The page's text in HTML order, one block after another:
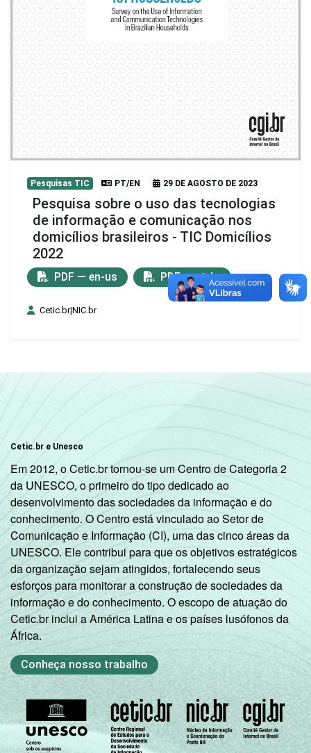
Pesquisas TIC PT/EN 29 DE AGOSTO DE 2023
Pesquisa sobre o uso das tecnologias
de informação e comunicação nos
domicílios brasileiros - TIC Domicílios
2022
PDF — en-us PDF — pt-br
Cetic.br|NIC.br
Cetic.br e Unesco
Em 2012, o Cetic.br tornou-se um Centro de Categoria 2
da UNESCO, o primeiro do tipo dedicado ao
desenvolvimento das sociedades da informação e do
conhecimento. O Centro está vinculado ao Setor de
Comunicação e Informação (CI), uma das cinco áreas da
UNESCO. Ele contribui para que os objetivos estratégicos
da organização sejam atingidos, fortalecendo seus
esforços para monitorar a construção de sociedades da
informação e do conhecimento. O escopo de atuação do
Cetic.br inclui a América Latina e os países lusófonos da
África.
Conheça nosso trabalho